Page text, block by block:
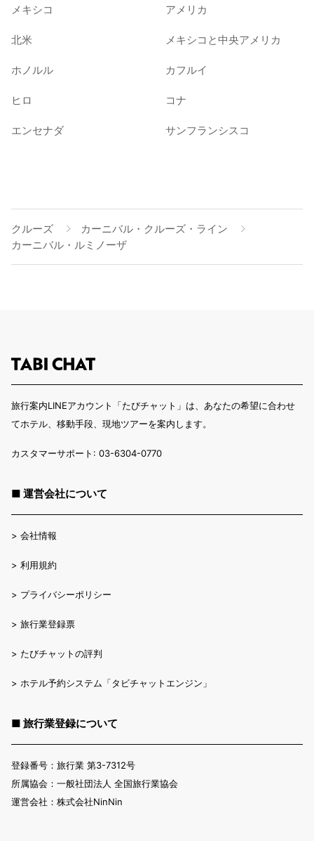
メキシコ アメリカ
北米 メキシコと中央アメリカ
ホノルル カフルイ
ヒロ コナ
エンセナダ サンフランシスコ
クルーズ
カーニバル・クルーズ・ライン
カーニバル・ルミノーザ
旅行案内LINEアカウント「たびチャット」は、あなたの希望に合わせ
てホテル、移動手段、現地ツアーを案内します。
カスタマーサポート: 03-6304-0770
■ 運営会社について
> 会社情報
> 利用規約
> プライバシーポリシー
> 旅行業登録票
> たびチャットの評判
> ホテル予約システム「タビチャットエンジン」
■ 旅行業登録について
登録番号：旅行業 第3-7312号
所属協会：一般社団法人 全国旅行業協会
運営会社：株式会社NinNin